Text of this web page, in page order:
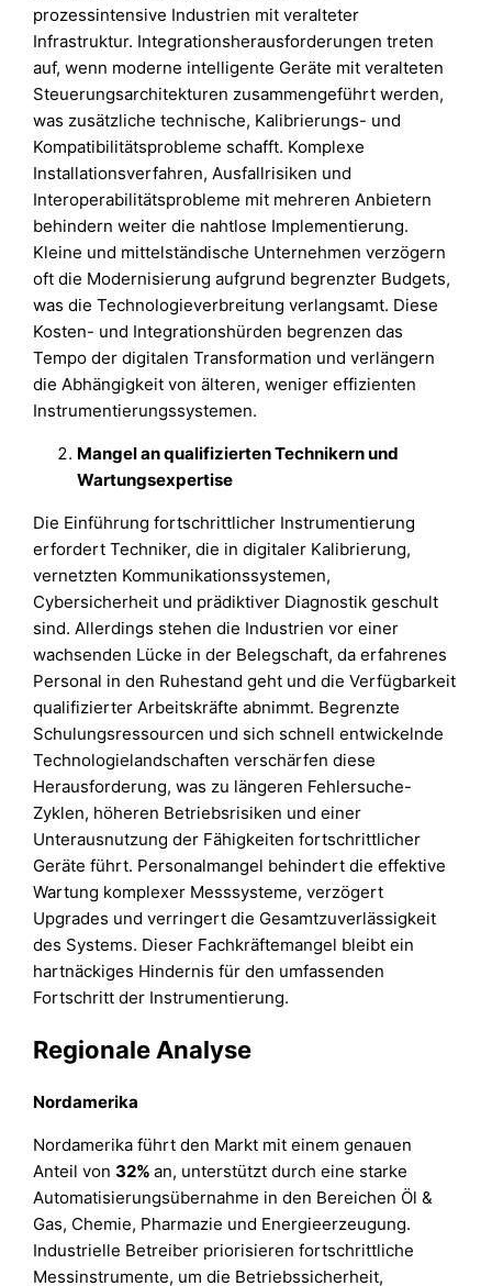
prozessintensive Industrien mit veralteter
Infrastruktur. Integrationsherausforderungen treten
auf, wenn moderne intelligente Geräte mit veralteten
Steuerungsarchitekturen zusammengeführt werden,
was zusätzliche technische, Kalibrierungs- und
Kompatibilitätsprobleme schafft. Komplexe
Installationsverfahren, Ausfallrisiken und
Interoperabilitätsprobleme mit mehreren Anbietern
behindern weiter die nahtlose Implementierung.
Kleine und mittelständische Unternehmen verzögern
oft die Modernisierung aufgrund begrenzter Budgets,
was die Technologieverbreitung verlangsamt. Diese
Kosten- und Integrationshürden begrenzen das
Tempo der digitalen Transformation und verlängern
die Abhängigkeit von älteren, weniger effizienten
Instrumentierungssystemen.
Mangel an qualifizierten Technikern und
Wartungsexpertise
Die Einführung fortschrittlicher Instrumentierung
erfordert Techniker, die in digitaler Kalibrierung,
vernetzten Kommunikationssystemen,
Cybersicherheit und prädiktiver Diagnostik geschult
sind. Allerdings stehen die Industrien vor einer
wachsenden Lücke in der Belegschaft, da erfahrenes
Personal in den Ruhestand geht und die Verfügbarkeit
qualifizierter Arbeitskräfte abnimmt. Begrenzte
Schulungsressourcen und sich schnell entwickelnde
Technologielandschaften verschärfen diese
Herausforderung, was zu längeren Fehlersuche-
Zyklen, höheren Betriebsrisiken und einer
Unterausnutzung der Fähigkeiten fortschrittlicher
Geräte führt. Personalmangel behindert die effektive
Wartung komplexer Messsysteme, verzögert
Upgrades und verringert die Gesamtzuverlässigkeit
des Systems. Dieser Fachkräftemangel bleibt ein
hartnäckiges Hindernis für den umfassenden
Fortschritt der Instrumentierung.
Regionale Analyse
Nordamerika
Nordamerika führt den Markt mit einem genauen
Anteil von32%an, unterstützt durch eine starke
Automatisierungsübernahme in den Bereichen Öl &
Gas, Chemie, Pharmazie und Energieerzeugung.
Industrielle Betreiber priorisieren fortschrittliche
Messinstrumente, um die Betriebssicherheit,